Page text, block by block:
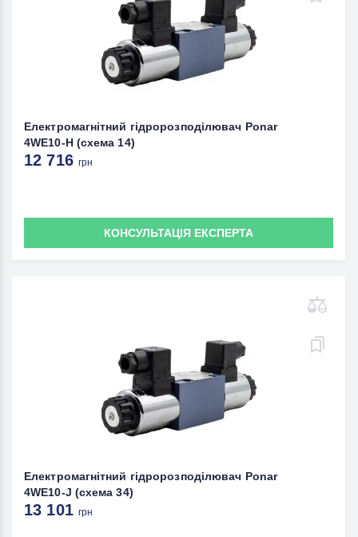
Електромагнітний гідророзподілювач Ponar
4WE10-H (схема 14)
12 716грн
КОНСУЛЬТАЦІЯ ЕКСПЕРТА
Електромагнітний гідророзподілювач Ponar
4WE10-J (схема 34)
13 101грн